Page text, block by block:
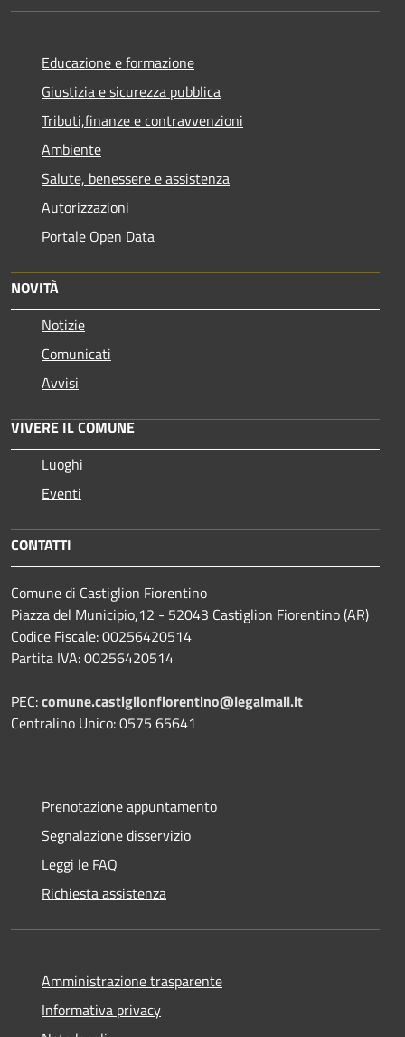
Educazione e formazione
Giustizia e sicurezza pubblica
Tributi,finanze e contravvenzioni
Ambiente
Salute, benessere e assistenza
Autorizzazioni
Portale Open Data
NOVITÀ
Notizie
Comunicati
Avvisi
VIVERE IL COMUNE
Luoghi
Eventi
CONTATTI
Comune di Castiglion Fiorentino
Piazza del Municipio,12 - 52043 Castiglion Fiorentino (AR)
Codice Fiscale: 00256420514
Partita IVA: 00256420514
PEC:comune.castiglionfiorentino@legalmail.it
Centralino Unico: 0575 65641
Prenotazione appuntamento
Segnalazione disservizio
Leggi le FAQ
Richiesta assistenza
Amministrazione trasparente
Informativa privacy